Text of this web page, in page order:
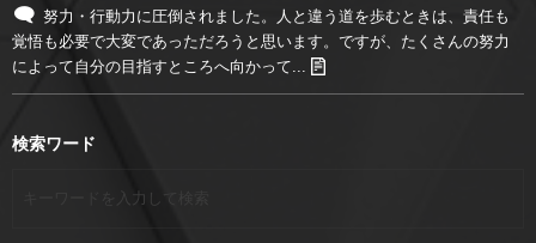
努力・行動力に圧倒されました。人と違う道を歩むときは、責任も
覚悟も必要で大変であっただろうと思います。ですが、たくさんの努力
によって自分の目指すところへ向かって...
検索ワード